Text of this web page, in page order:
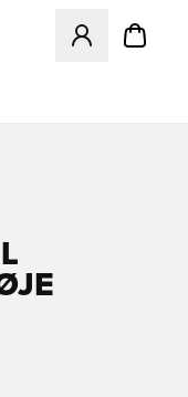
Åbner en